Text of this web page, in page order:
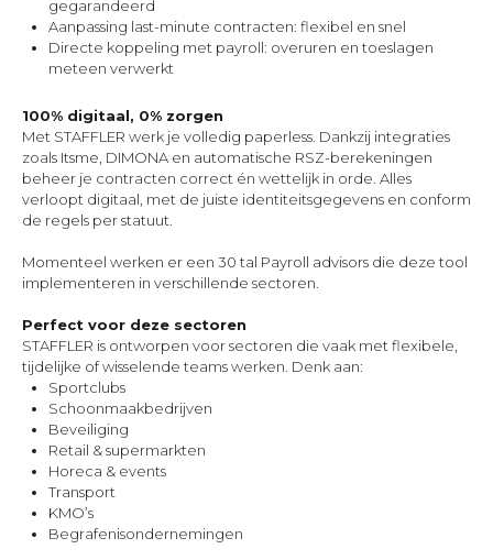
gegarandeerd
Aanpassing last-minute contracten: flexibel en snel
Directe koppeling met payroll: overuren en toeslagen
meteen verwerkt
100% digitaal, 0% zorgen
Met STAFFLER werk je volledig paperless. Dankzij integraties
zoals Itsme, DIMONA en automatische RSZ-berekeningen
beheer je contracten correct én wettelijk in orde. Alles
verloopt digitaal, met de juiste identiteitsgegevens en conform
de regels per statuut.
Momenteel werken er een 30 tal Payroll advisors die deze tool
implementeren in verschillende sectoren.
Perfect voor deze sectoren
STAFFLER is ontworpen voor sectoren die vaak met flexibele,
tijdelijke of wisselende teams werken. Denk aan:
Sportclubs
Schoonmaakbedrijven
Beveiliging
Retail & supermarkten
Horeca & events
Transport
KMO’s
Begrafenisondernemingen